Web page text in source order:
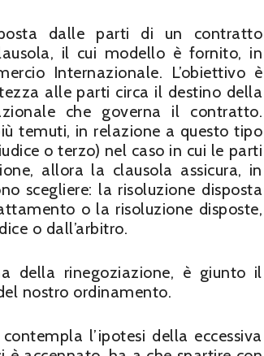
dalle parti di un contratto
il cui modello è fornito, in
Internazionale. L’obiettivo è
alle parti circa il destino della
che governa il contratto.
temuti, in relazione a questo tipo
o terzo) nel caso in cui le parti
allora la clausola assicura, in
scegliere: la risoluzione disposta
o la risoluzione disposte,
o dall’arbitro.
della rinegoziazione, è giunto il
nostro ordinamento.
l’ipotesi della eccessiva